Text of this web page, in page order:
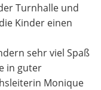
Turnhalle und
Kinder einen
sehr viel Spaß
in guter
Monique